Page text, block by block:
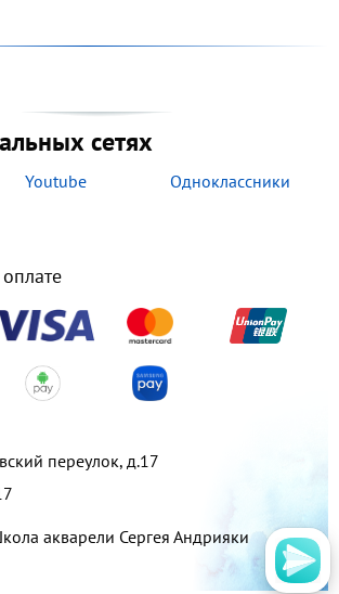
сетях
Youtube
Одноклассники
переулок, д.17
акварели Сергея Андрияки